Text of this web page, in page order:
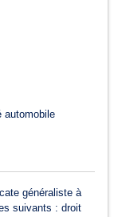
automobile
généraliste à
suivants : droit